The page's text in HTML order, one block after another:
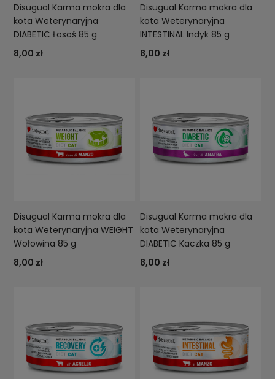
Disugual Karma mokra dla
kota Weterynaryjna
DIABETIC Łosoś 85 g
8,00 zł
Disugual Karma mokra dla
kota Weterynaryjna
INTESTINAL Indyk 85 g
8,00 zł
Disugual Karma mokra dla
kota Weterynaryjna WEIGHT
Wołowina 85 g
8,00 zł
Disugual Karma mokra dla
kota Weterynaryjna
DIABETIC Kaczka 85 g
8,00 zł